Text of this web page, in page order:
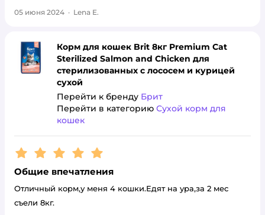
05 июня 2024 · Lena E.
Корм для кошек Brit 8кг Premium Cat
Sterilized Salmon and Chicken для
стерилизованных с лососем и курицей
сухой
Перейти к бренду Брит
Перейти в категорию Сухой корм для
кошек
Рейтинг:5
Общие впечатления
Отличный корм,у меня 4 кошки.Едят на ура,за 2 мес
съели 8кг.